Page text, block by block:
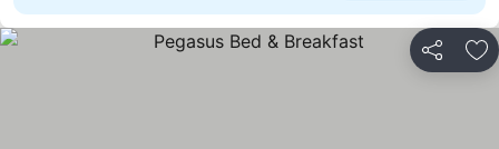
Partilhar